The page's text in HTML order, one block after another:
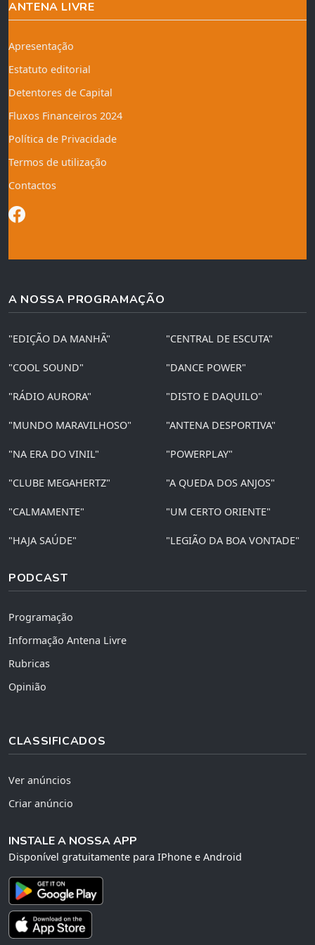
ANTENA LIVRE
Apresentação
Estatuto editorial
Detentores de Capital
Fluxos Financeiros 2024
Política de Privacidade
Termos de utilização
Contactos
A NOSSA PROGRAMAÇÃO
"EDIÇÃO DA MANHÃ" "CENTRAL DE ESCUTA"
"COOL SOUND" "DANCE POWER"
"RÁDIO AURORA" "DISTO E DAQUILO"
"MUNDO MARAVILHOSO" "ANTENA DESPORTIVA"
"NA ERA DO VINIL" "POWERPLAY"
"CLUBE MEGAHERTZ" "A QUEDA DOS ANJOS"
"CALMAMENTE" "UM CERTO ORIENTE"
"HAJA SAÚDE" "LEGIÃO DA BOA VONTADE"
PODCAST
Programação
Informação Antena Livre
Rubricas
Opinião
CLASSIFICADOS
Ver anúncios
Criar anúncio
INSTALE A NOSSA APP
Disponível gratuitamente para IPhone e Android